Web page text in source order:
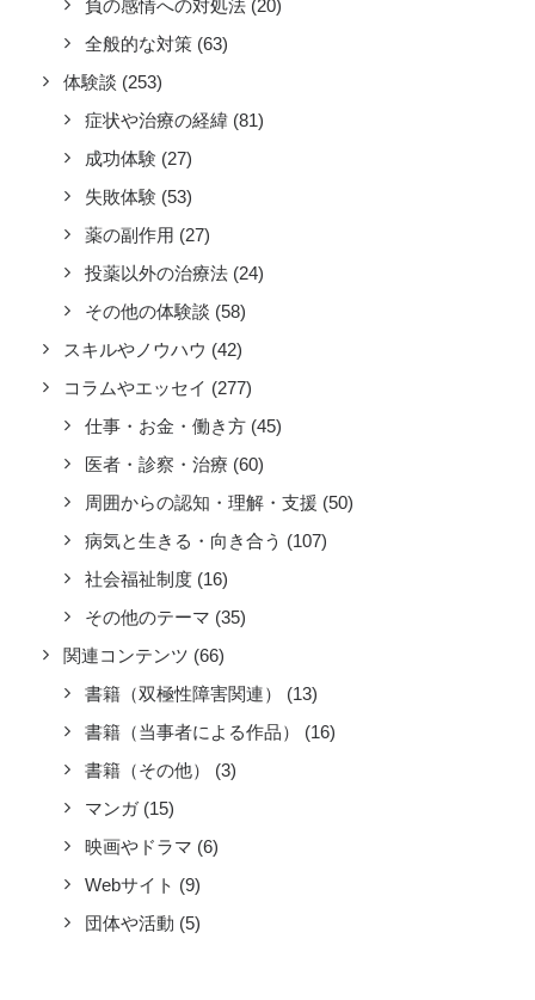
負の感情への対処法 (20)
全般的な対策 (63)
体験談 (253)
症状や治療の経緯 (81)
成功体験 (27)
失敗体験 (53)
薬の副作用 (27)
投薬以外の治療法 (24)
その他の体験談 (58)
スキルやノウハウ (42)
コラムやエッセイ (277)
仕事・お金・働き方 (45)
医者・診察・治療 (60)
周囲からの認知・理解・支援 (50)
病気と生きる・向き合う (107)
社会福祉制度 (16)
その他のテーマ (35)
関連コンテンツ (66)
書籍（双極性障害関連）
(13)
書籍（当事者による作品）
(16)
書籍（その他）
(3)
マンガ (15)
映画やドラマ (6)
Webサイト (9)
団体や活動 (5)